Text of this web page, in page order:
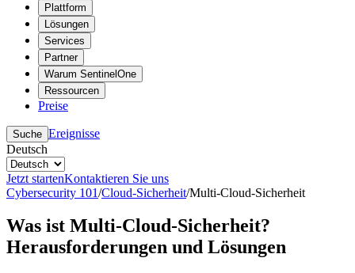
Plattform
Lösungen
Services
Partner
Warum SentinelOne
Ressourcen
Preise
Suche Ereignisse
Deutsch
Jetzt startenKontaktieren Sie uns
Cybersecurity 101/Cloud-Sicherheit/Multi-Cloud-Sicherheit
Was ist Multi-Cloud-Sicherheit?
Herausforderungen und Lösungen